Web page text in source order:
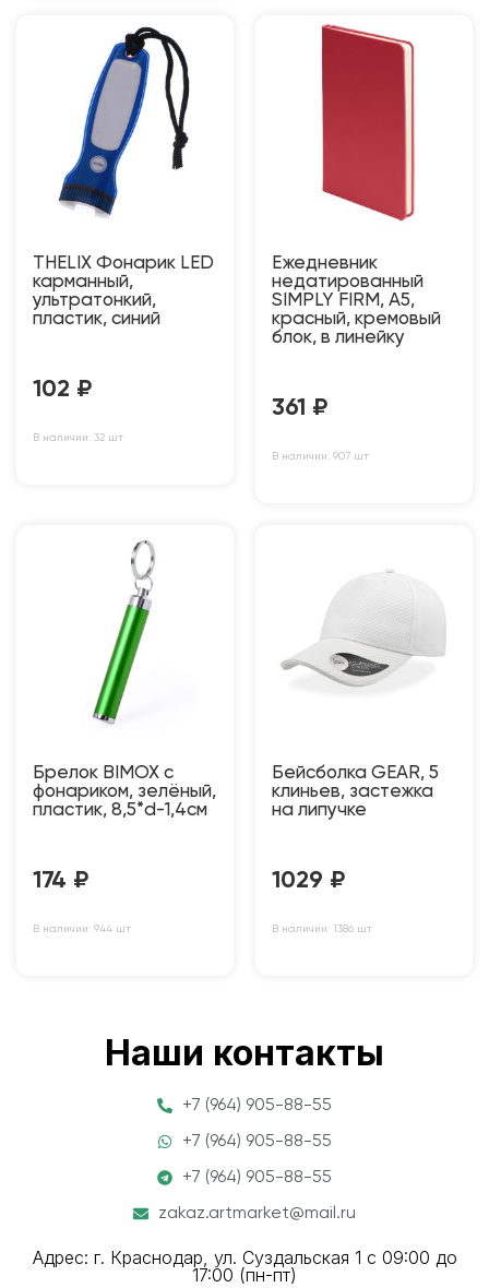
THELIX Фонарик LED
карманный,
ультратонкий,
пластик, синий
102 ₽
В наличии: 32 шт
Ежедневник
недатированный
SIMPLY FIRM, А5,
красный, кремовый
блок, в линейку
361 ₽
В наличии: 907 шт
Брелок BIMOX с
фонариком, зелёный,
пластик, 8,5*d-1,4см
174 ₽
В наличии: 944 шт
Бейсболка GEAR, 5
клиньев, застежка
на липучке
1029 ₽
В наличии: 1386 шт
Наши контакты
+7 (964) 905-88-55
+7 (964) 905-88-55
+7 (964) 905-88-55
zakaz.artmarket@mail.ru
Адрес: г. Краснодар, ул. Суздальская 1 с 09:00 до
17:00 (пн-пт)